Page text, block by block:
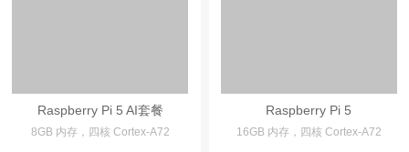
Raspberry Pi 5 AI套餐
8GB 内存，四核 Cortex-A72
Raspberry Pi 5
16GB 内存，四核 Cortex-A72